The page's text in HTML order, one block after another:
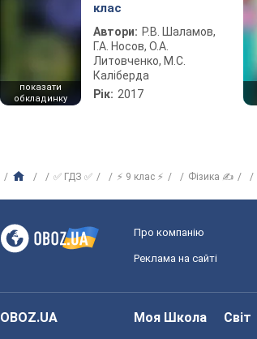
показати
обкладинку
клас
Автори: Р.В. Шаламов,
Г.А. Носов, О.А.
Литовченко, М.С.
Каліберда
Рік: 2017
✅ ГДЗ ✅ ⚡ 9 клас ⚡ Фізика ✍
Про компанію
Реклама на сайті
OBOZ.UA Моя Школа Світ